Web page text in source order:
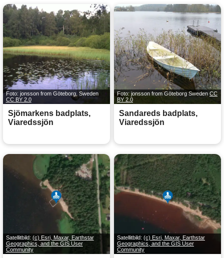
Foto: jonsson from Göteborg, Sweden
CC BY 2.0
Sjömarkens badplats,
Viaredssjön
Foto: jonsson from Göteborg Sweden CC
BY 2.0
Sandareds badplats,
Viaredssjön
Satellitbild: (c) Esri, Maxar, Earthstar
Geographics, and the GIS User
Community
Satellitbild: (c) Esri, Maxar, Earthstar
Geographics, and the GIS User
Community